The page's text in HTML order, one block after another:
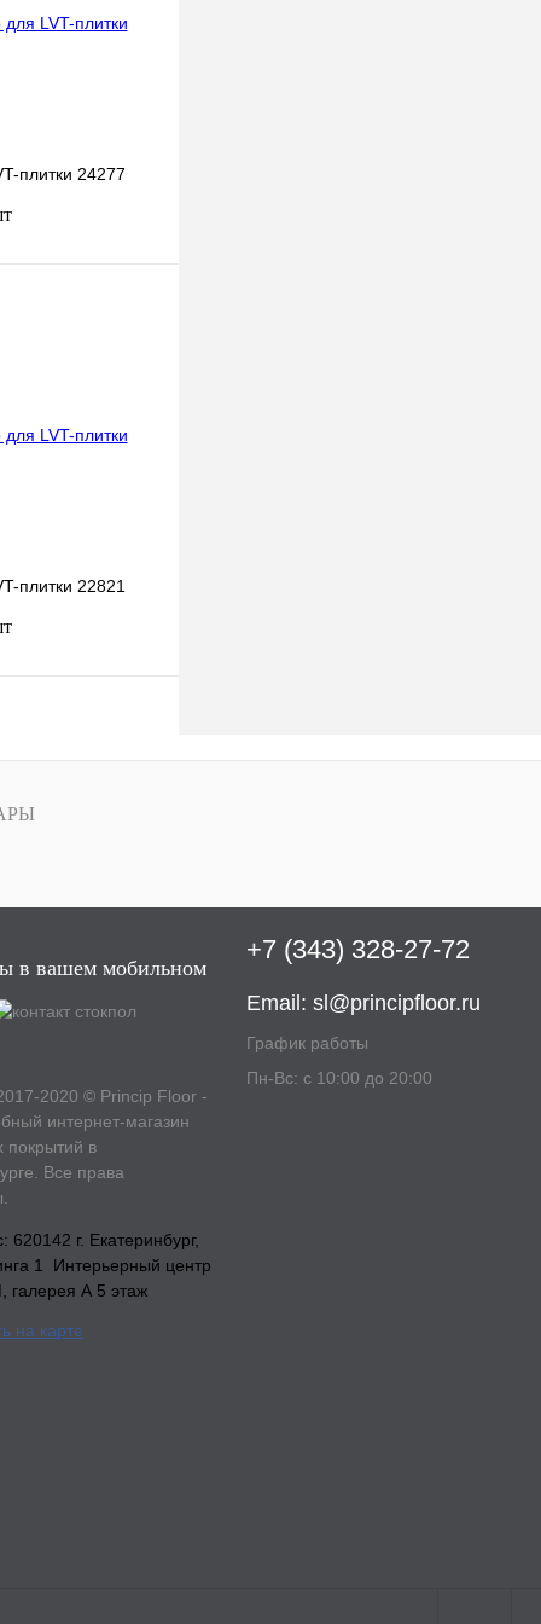
плитки 24277
наличии
плитки 22821
в вашем мобильном
2020 © Princip Floor -
интернет-магазин
покрытий в
Все права
г. Екатеринбург,
1 Интерьерный центр
галерея А 5 этаж
на карте
+7 (343) 328-27-72
Email: sl@principfloor.ru
График работы
Пн-Вс: с 10:00 до 20:00